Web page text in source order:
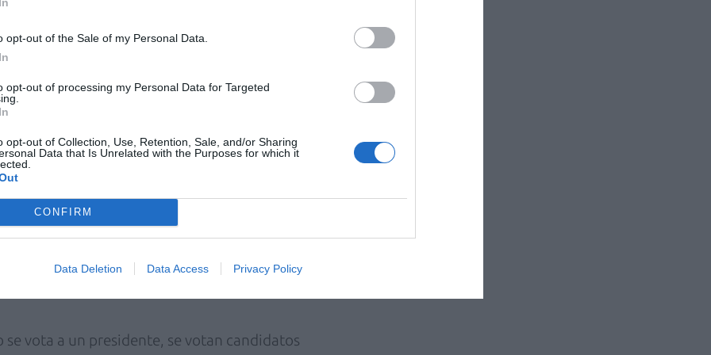
opt-out of the Sale of my Personal Data.
opt-out of processing my Personal Data for Targeted
opt-out of Collection, Use, Retention, Sale, and/or Sharing
Data that Is Unrelated with the Purposes for which it
CONFIRM
Data Deletion Data Access Privacy Policy
de la Cambra
que las farmacéuticas y los
representación en el Pleno de la Cambra»
realizan diariamente y se cuente con
llevar a cabo estrategias de desarrollo del
el servicio a las personas, nos
profesional en el ámbito de la salud.
dentro de una red que permita
barrios y poblaciones, para garantizar
del COFB.
se vota a un presidente, se votan candidatos